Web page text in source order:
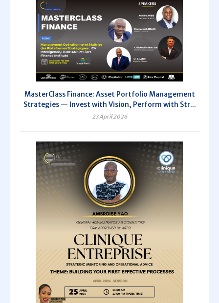
MasterClass Finance: Asset Portfolio Management
Strategies — Invest with Vision, Perform with Str...
23 April 2026